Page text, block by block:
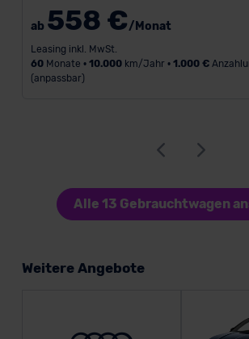
ab 558 €/Monat
Leasing inkl. MwSt.
60Monate • 10.000km/Jahr • 1.000 €
(anpassbar)
Alle 13 Gebrauchtwagen
Weitere Angebote